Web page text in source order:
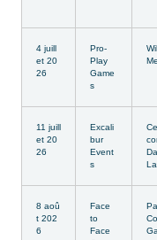
4 juill
et 20
26
Pro-
Play
Game
s
11 juill
et 20
26
Excali
bur
Event
s
8 aoû
t 202
6
Face
to
Face